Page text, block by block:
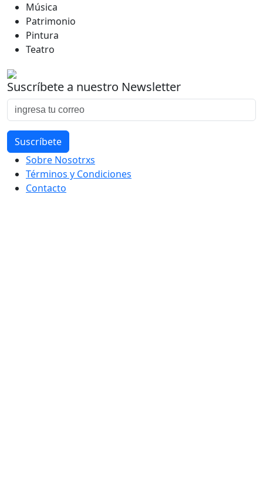
Música
Patrimonio
Pintura
Teatro
Suscríbete a nuestro Newsletter
Sobre Nosotrxs
Términos y Condiciones
Contacto